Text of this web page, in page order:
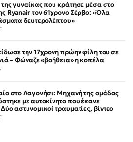
γυναίκας που κράτησε μέσα στο
Ryanair τον 61χρονο Σέρβο: «Όλα
δευτερολέπτου»
την 17χρονη πρώην φίλη του σε
– Φώναζε «βοήθεια» η κοπέλα
στο Λαγονήσι: Μηχανή της ομάδας
με αυτοκίνητο που έκανε
αστυνομικοί τραυματίες, βίντεο